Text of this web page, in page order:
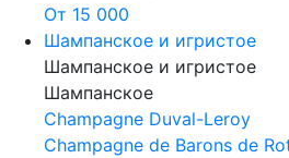
От 15 000
Шампанское и игристое
Шампанское и игристое
Шампанское
Champagne Duval-Leroy
Champagne de Barons de